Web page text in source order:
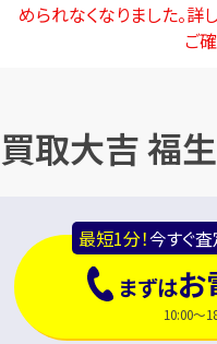
められなくなりました。詳
ご
買取大吉 福
最短1分！今すぐ
まずはお
10:00～